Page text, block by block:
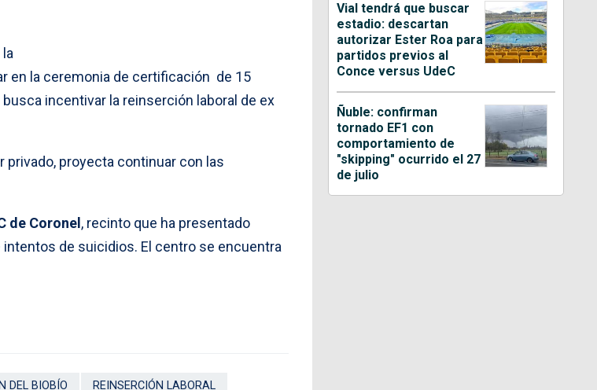
la
en la ceremonia de certificación de 15
busca incentivar la reinserción laboral de ex
privado, proyecta continuar con las
de Coronel , recinto que ha presentado
de suicidios. El centro se encuentra
DEL BIOBÍO REINSERCIÓN LABORAL
Vial tendrá que buscar
estadio: descartan
autorizar Ester Roa para
partidos previos al
Conce versus UdeC
Ñuble: confirman
tornado EF1 con
comportamiento de
"skipping" ocurrido el 27
de julio